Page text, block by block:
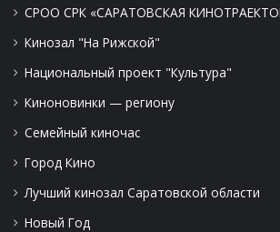
СРОО СРК «САРАТОВСКАЯ
Кинозал "На Рижской"
Национальный проект "Культура"
Киноновинки — региону
Семейный киночас
Город Кино
Лучший кинозал Саратовской области
Новый Год